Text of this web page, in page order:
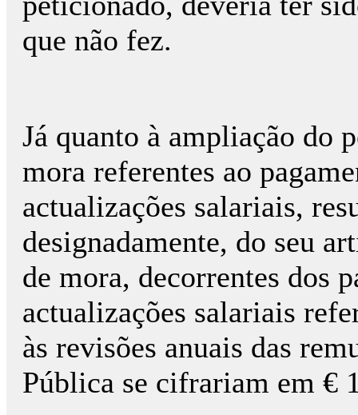
que não fez.
Já quanto à ampliação do
mora referentes ao
actualizações salariais,
designadamente, do seu
de mora, decorrentes dos
actualizações salariais
às revisões anuais das
Pública se cifrariam em €